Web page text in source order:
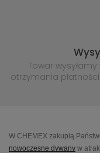
Towar
otrzymania
W CHEMEX zakupią
nowoczesne dywany w